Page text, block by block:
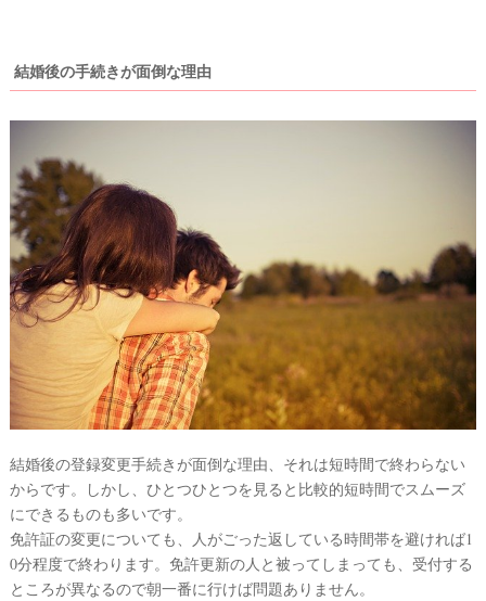
結婚後の手続きが面倒な理由
結婚後の登録変更手続きが面倒な理由、それは短時間で終わらない
からです。しかし、ひとつひとつを見ると比較的短時間でスムーズ
にできるものも多いです。
免許証の変更についても、人がごった返している時間帯を避ければ1
0分程度で終わります。免許更新の人と被ってしまっても、受付する
ところが異なるので朝一番に行けば問題ありません。